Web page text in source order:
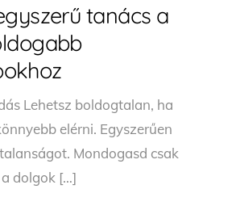
tanács a
Lehetsz boldogtalan, ha
elérni. Egyszerűen
Mondogasd csak
dolgok […]